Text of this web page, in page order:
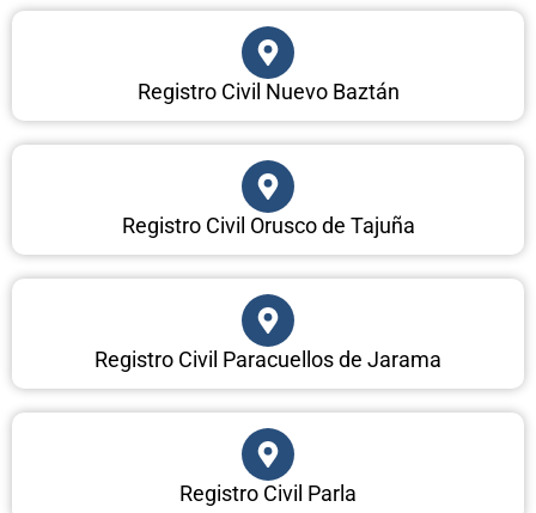
Registro Civil Nuevo Baztán
Registro Civil Orusco de Tajuña
Registro Civil Paracuellos de Jarama
Registro Civil Parla